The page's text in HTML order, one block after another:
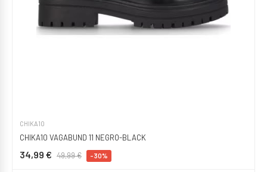
CHIKA10
CHIKA10 VAGABUND 11 NEGRO-BLACK
34,99 € 49,99 € -30%